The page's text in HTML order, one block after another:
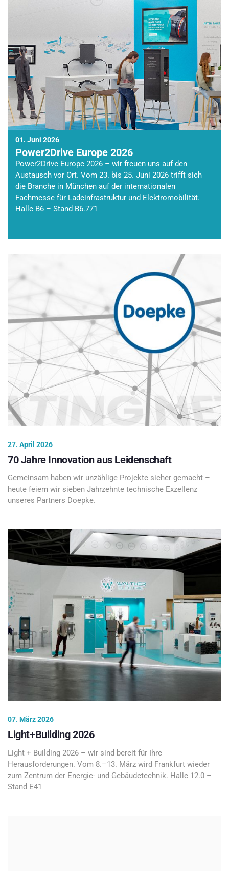
01. Juni 2026
Power2Drive Europe 2026
Power2Drive Europe 2026 – wir freuen uns auf den
Austausch vor Ort. Vom 23. bis 25. Juni 2026 trifft sich
die Branche in München auf der internationalen
Fachmesse für Ladeinfrastruktur und Elektromobilität.
Halle B6 – Stand B6.771
27. April 2026
70 Jahre Innovation aus Leidenschaft
Gemeinsam haben wir unzählige Projekte sicher gemacht –
heute feiern wir sieben Jahrzehnte technische Exzellenz
unseres Partners Doepke.
07. März 2026
Light+Building 2026
Light + Building 2026 – wir sind bereit für Ihre
Herausforderungen. Vom 8.–13. März wird Frankfurt wieder
zum Zentrum der Energie- und Gebäudetechnik. Halle 12.0 –
Stand E41